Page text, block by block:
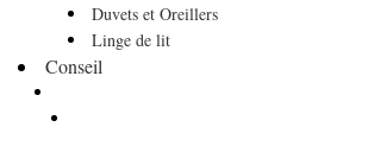
Duvets et Oreillers
Linge de lit
Conseil